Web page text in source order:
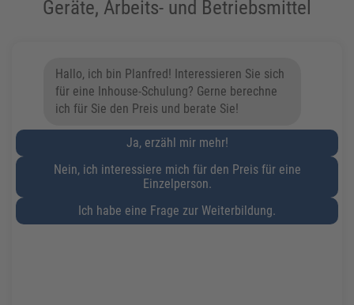
Geräte, Arbeits- und Betriebsmittel
Hallo, ich bin Planfred! Interessieren Sie sich
für eine Inhouse-Schulung? Gerne berechne
ich für Sie den Preis und berate Sie!
Ja, erzähl mir mehr!
Nein, ich interessiere mich für den Preis für eine
Einzelperson.
Ich habe eine Frage zur Weiterbildung.